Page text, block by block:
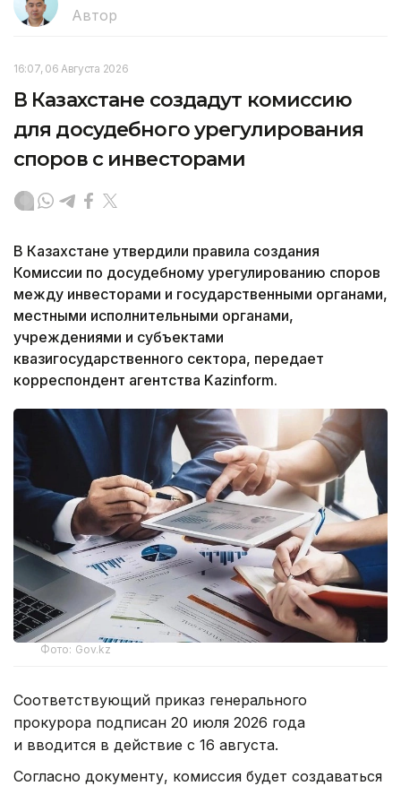
Автор
16:07, 06 Августа 2026
В Казахстане создадут комиссию
для досудебного урегулирования
споров с инвесторами
В Казахстане утвердили правила создания
Комиссии по досудебному урегулированию споров
между инвесторами и государственными органами,
местными исполнительными органами,
учреждениями и субъектами
квазигосударственного сектора, передает
корреспондент агентства Kazinform.
Фото: Gov.kz
Соответствующий приказ генерального
прокурора подписан 20 июля 2026 года
и вводится в действие с 16 августа.
Согласно документу, комиссия будет создаваться